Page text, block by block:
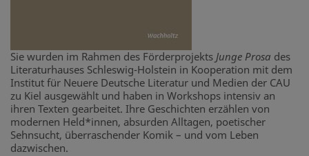
Sie wurden im Rahmen des Förderprojekts Junge Prosa des
Literaturhauses Schleswig-Holstein in Kooperation mit dem
Institut für Neuere Deutsche Literatur und Medien der CAU
zu Kiel ausgewählt und haben in Workshops intensiv an
ihren Texten gearbeitet. Ihre Geschichten erzählen von
modernen Held*innen, absurden Alltagen, poetischer
Sehnsucht, überraschender Komik – und vom Leben
dazwischen.